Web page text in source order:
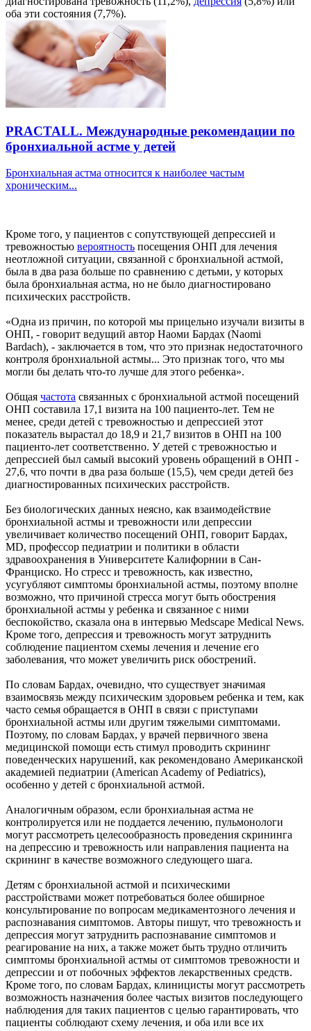
оба эти состояния (7,7%).
PRACTALL. Международные рекомендации по
бронхиальной астме у детей
Бронхиальная астма относится к наиболее частым
хроническим...
Кроме того, у пациентов с сопутствующей депрессией и
тревожностью вероятность посещения ОНП для лечения
неотложной ситуации, связанной с бронхиальной астмой,
была в два раза больше по сравнению с детьми, у которых
была бронхиальная астма, но не было диагностировано
психических расстройств.
«Одна из причин, по которой мы прицельно изучали визиты в
ОНП, - говорит ведущий автор Наоми Бардах (Naomi
Bardach), - заключается в том, что это признак недостаточного
контроля бронхиальной астмы... Это признак того, что мы
могли бы делать что-то лучше для этого ребенка».
Общая частота связанных с бронхиальной астмой посещений
ОНП составила 17,1 визита на 100 пациенто-лет. Тем не
менее, среди детей с тревожностью и депрессией этот
показатель вырастал до 18,9 и 21,7 визитов в ОНП на 100
пациенто-лет соответственно. У детей с тревожностью и
депрессией был самый высокий уровень обращений в ОНП -
27,6, что почти в два раза больше (15,5), чем среди детей без
диагностированных психических расстройств.
Без биологических данных неясно, как взаимодействие
бронхиальной астмы и тревожности или депрессии
увеличивает количество посещений ОНП, говорит Бардах,
MD, профессор педиатрии и политики в области
здравоохранения в Университете Калифорнии в Сан-
Франциско. Но стресс и тревожность, как известно,
усугубляют симптомы бронхиальной астмы, поэтому вполне
возможно, что причиной стресса могут быть обострения
бронхиальной астмы у ребенка и связанное с ними
беспокойство, сказала она в интервью Medscape Medical News.
Кроме того, депрессия и тревожность могут затруднить
соблюдение пациентом схемы лечения и лечение его
заболевания, что может увеличить риск обострений.
По словам Бардах, очевидно, что существует значимая
взаимосвязь между психическим здоровьем ребенка и тем, как
часто семья обращается в ОНП в связи с приступами
бронхиальной астмы или другим тяжелыми симптомами.
Поэтому, по словам Бардах, у врачей первичного звена
медицинской помощи есть стимул проводить скрининг
поведенческих нарушений, как рекомендовано Американской
академией педиатрии (American Academy of Pediatrics),
особенно у детей с бронхиальной астмой.
Аналогичным образом, если бронхиальная астма не
контролируется или не поддается лечению, пульмонологи
могут рассмотреть целесообразность проведения скрининга
на депрессию и тревожность или направления пациента на
скрининг в качестве возможного следующего шага.
Детям с бронхиальной астмой и психическими
расстройствами может потребоваться более обширное
консультирование по вопросам медикаментозного лечения и
распознавания симптомов. Авторы пишут, что тревожность и
депрессия могут затруднить распознавание симптомов и
реагирование на них, а также может быть трудно отличить
симптомы бронхиальной астмы от симптомов тревожности и
депрессии и от побочных эффектов лекарственных средств.
Кроме того, по словам Бардах, клиницисты могут рассмотреть
возможность назначения более частых визитов последующего
наблюдения для таких пациентов с целью гарантировать, что
пациенты соблюдают схему лечения, и оба или все их